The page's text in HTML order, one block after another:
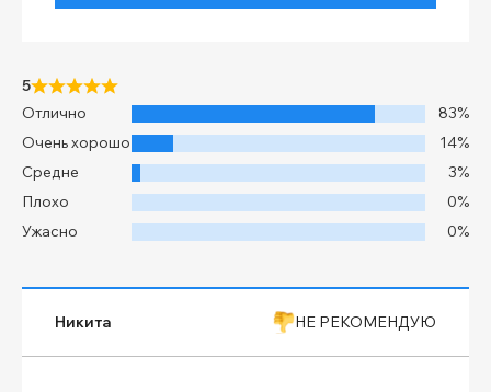
5
Отлично
83%
Очень хорошо
14%
Средне
3%
Плохо
0%
Ужасно
0%
Никита НЕ РЕКОМЕНДУЮ